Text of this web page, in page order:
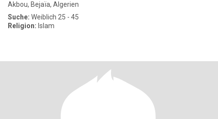
Akbou, Bejaïa, Algerien
Suche: Weiblich 25 - 45
Religion: Islam